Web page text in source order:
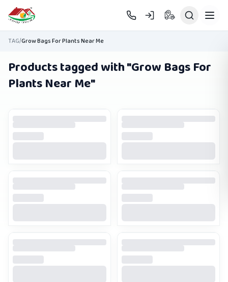
Skip to main content
TAG/Grow Bags For Plants Near Me
Products tagged with "Grow Bags For
Plants Near Me"